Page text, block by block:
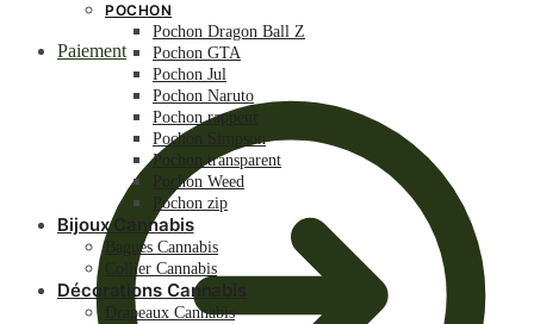
Paiement
POCHON
Pochon Dragon Ball Z
Pochon GTA
Pochon Jul
Pochon Naruto
Pochon rappeur
Pochon Simpson
Pochon transparent
Pochon Weed
Pochon zip
Bijoux Cannabis
Bagues Cannabis
Collier Cannabis
Décorations Cannabis
Drapeaux Cannabis